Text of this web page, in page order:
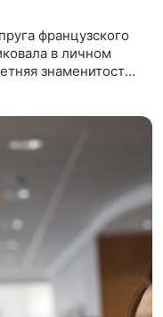
французского
в личном
знаменитость